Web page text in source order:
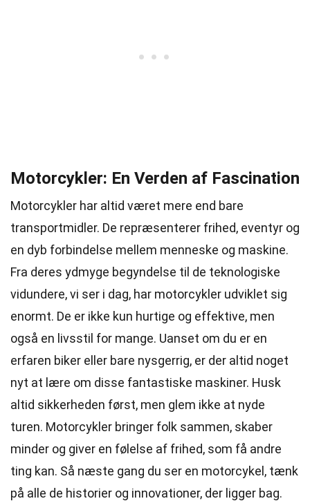
Motorcykler: En Verden af Fascination
Motorcykler har altid været mere end bare
transportmidler. De repræsenterer frihed, eventyr og
en dyb forbindelse mellem menneske og maskine.
Fra deres ydmyge begyndelse til de teknologiske
vidundere, vi ser i dag, har motorcykler udviklet sig
enormt. De er ikke kun hurtige og effektive, men
også en livsstil for mange. Uanset om du er en
erfaren biker eller bare nysgerrig, er der altid noget
nyt at lære om disse fantastiske maskiner. Husk
altid sikkerheden først, men glem ikke at nyde
turen. Motorcykler bringer folk sammen, skaber
minder og giver en følelse af frihed, som få andre
ting kan. Så næste gang du ser en motorcykel, tænk
på alle de historier og innovationer, der ligger bag.